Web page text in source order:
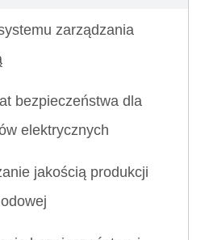
zarządzania
bezpieczeństwa dla
elektrycznych
jakością produkcji